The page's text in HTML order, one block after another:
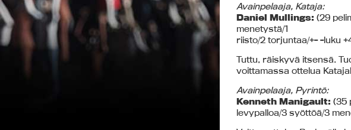
Avainpelaaja, Kataja:
Daniel Mullings: (29
menetystä/1
riisto/2 torjuntaa/+- -luku
Tuttu, räiskyvä itsensä.
voittamassa ottelua
Avainpelaaja, Pyrintö:
Kenneth Manigault: (35
levypalloa/3 syöttöä/3